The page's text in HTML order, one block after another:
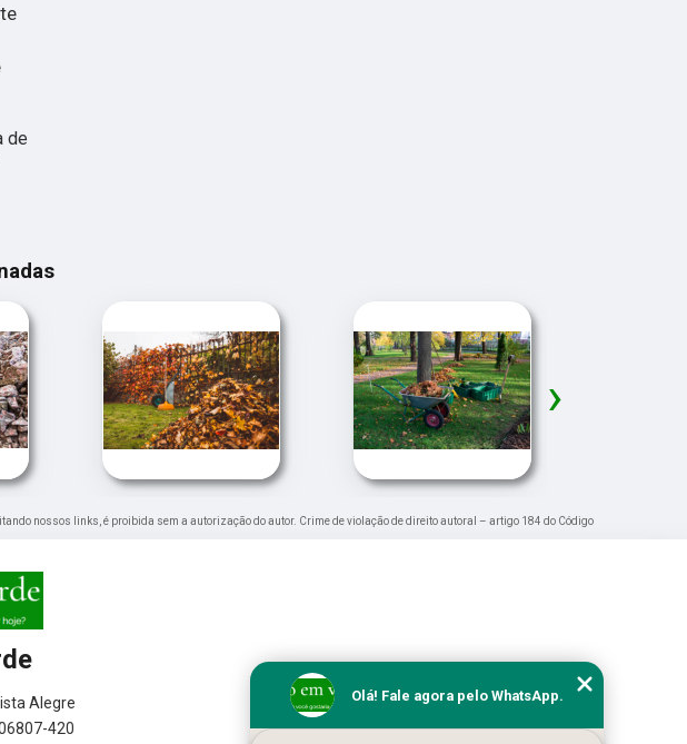
de
›
nossos links, é proibida sem a autorização do autor. Crime de violação de direito autoral – artigo 184 do Código
Alegre
420
Olá! Fale agora pelo WhatsApp.